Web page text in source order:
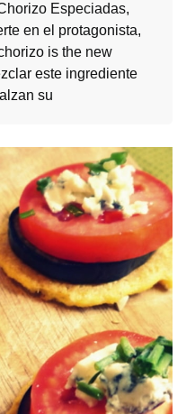
Especiadas,
en el protagonista,
is the new
este ingrediente
su